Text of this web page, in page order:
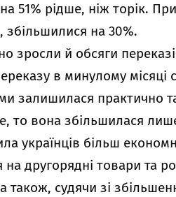
51% рідше, ніж торік.
збільшилися на 30%.
зросли й обсяги
в минулому місяці
залишилася практично
то вона збільшилася
українців більш
на другорядні товари та
також, судячи зі